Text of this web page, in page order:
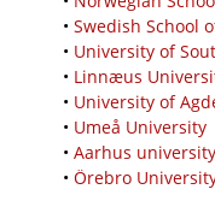
• Swedish School
• University of
• Linnæus
• University of
• Umeå University
• Aarhus university
• Örebro